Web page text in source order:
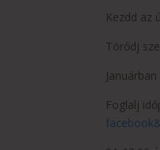
Kezdd az
Törődj
Foglalj